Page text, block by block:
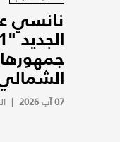
نانسي
07 آب 2026 |